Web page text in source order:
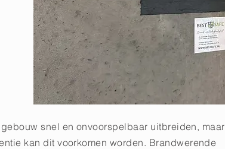
snel en onvoorspelbaar uitbreiden, maar
kan dit voorkomen worden. Brandwerende